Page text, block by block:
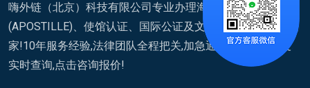
嗨外链（北京）科技有限公司专业办理海牙认证
(APOSTILLE)、使馆认证、国际公证及文件翻译,覆盖200+国
家!10年服务经验,法律团队全程把关,加急通道快至7天,进度
实时查询,点击咨询报价!